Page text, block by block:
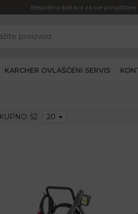
Besplatna dostava za sve
KARCHER OVLAŠĆENI SERVIS
52 20